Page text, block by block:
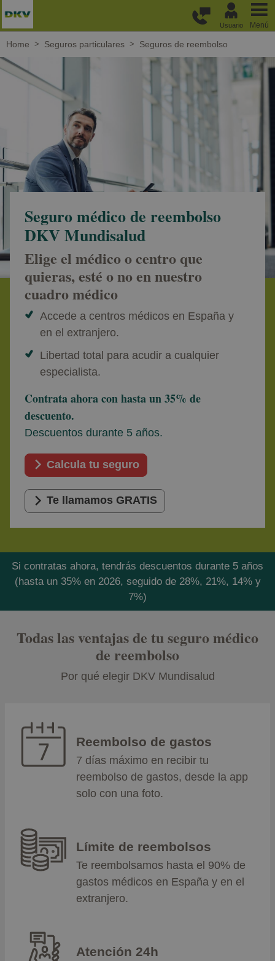
Usuario Menú
Home Seguros particulares Seguros de reembolso
Seguro médico de reembolso
DKV Mundisalud
Elige el médico o centro que
quieras, esté o no en nuestro
cuadro médico
Accede a centros médicos en España y
en el extranjero.
Libertad total para acudir a cualquier
especialista.
Contrata ahora con hasta un 35% de
descuento.
Descuentos durante 5 años.
Calcula tu seguro
Te llamamos GRATIS
Si contratas ahora, tendrás descuentos durante 5 años
(hasta un 35% en 2026, seguido de 28%, 21%, 14% y
7%)
Todas las ventajas de tu seguro médico
de reembolso
Por qué elegir DKV Mundisalud
Reembolso de gastos
7 días máximo en recibir tu
reembolso de gastos, desde la app
solo con una foto.
Límite de reembolsos
Te reembolsamos hasta el 90% de
gastos médicos en España y en el
extranjero.
Atención 24h